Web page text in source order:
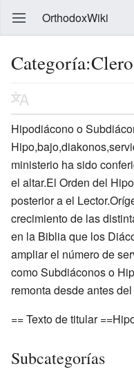
OrthodoxWiki
Categoría:Clero
Hipodiácono o
ministerio ha sido
el altar.El Orden del
posterior a el
crecimiento de las
en la Biblia que los
ampliar el número de
como Subdiáconos o
remonta desde antes
== Texto de titular
Subcategorías